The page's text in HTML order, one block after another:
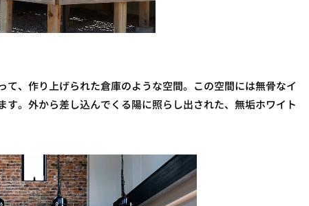
、作り上げられた倉庫のような空間。この空間には無骨なイ
。外から差し込んでくる陽に照らし出された、無垢ホワイト